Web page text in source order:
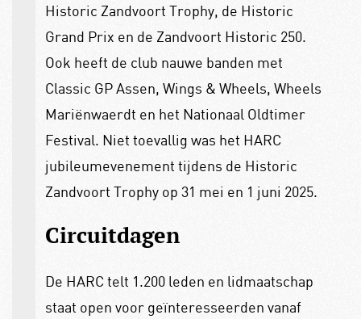
Historic Zandvoort Trophy, de Historic
Grand Prix en de Zandvoort Historic 250.
Ook heeft de club nauwe banden met
Classic GP Assen, Wings & Wheels, Wheels
Mariënwaerdt en het Nationaal Oldtimer
Festival. Niet toevallig was het HARC
jubileumevenement tijdens de Historic
Zandvoort Trophy op 31 mei en 1 juni 2025.
Circuitdagen
De HARC telt 1.200 leden en lidmaatschap
staat open voor geïnteresseerden vanaf